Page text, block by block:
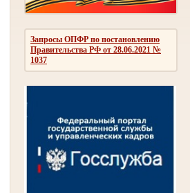
Запросы ОПФР по постановлению
Правительства РФ от 28.06.2021 №
1037